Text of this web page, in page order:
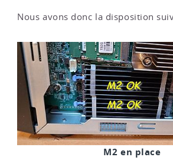
Nous avons donc la disposition
M2 en place